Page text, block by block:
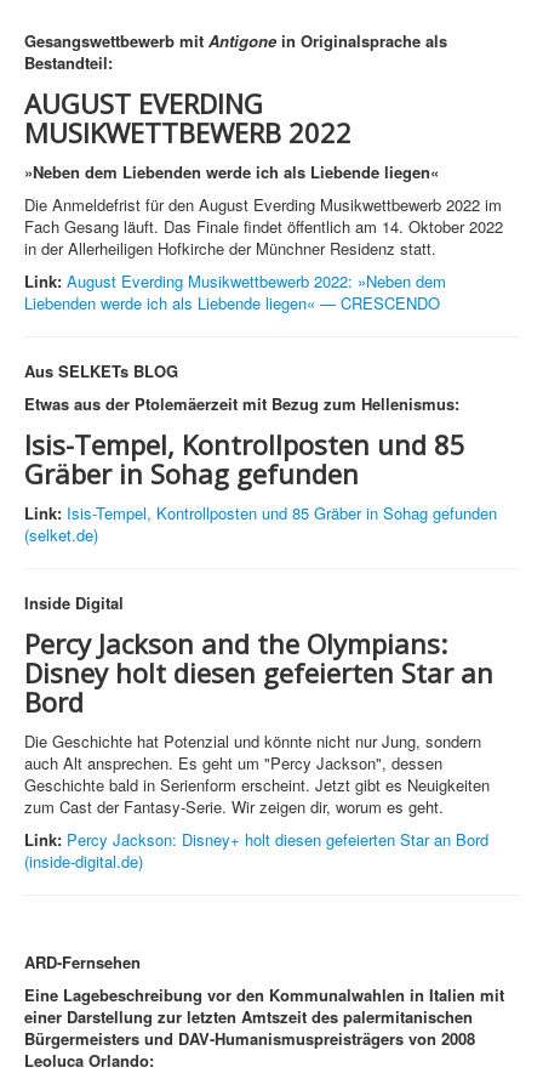
Gesangswettbewerb mit Antigone in Originalsprache als
Bestandteil:
AUGUST EVERDING
MUSIKWETTBEWERB 2022
»Neben dem Liebenden werde ich als Liebende liegen«
Die Anmeldefrist für den August Everding Musikwettbewerb 2022 im
Fach Gesang läuft. Das Finale findet öffentlich am 14. Oktober 2022
in der Allerheiligen Hofkirche der Münchner Residenz statt.
Link: August Everding Musikwettbewerb 2022: »Neben dem
Liebenden werde ich als Liebende liegen« — CRESCENDO
Aus SELKETs BLOG
Etwas aus der Ptolemäerzeit mit Bezug zum Hellenismus:
Isis-Tempel, Kontrollposten und 85
Gräber in Sohag gefunden
Link: Isis-Tempel, Kontrollposten und 85 Gräber in Sohag gefunden
(selket.de)
Inside Digital
Percy Jackson and the Olympians:
Disney holt diesen gefeierten Star an
Bord
Die Geschichte hat Potenzial und könnte nicht nur Jung, sondern
auch Alt ansprechen. Es geht um "Percy Jackson", dessen
Geschichte bald in Serienform erscheint. Jetzt gibt es Neuigkeiten
zum Cast der Fantasy-Serie. Wir zeigen dir, worum es geht.
Link: Percy Jackson: Disney+ holt diesen gefeierten Star an Bord
(inside-digital.de)
ARD-Fernsehen
Eine Lagebeschreibung vor den Kommunalwahlen in Italien mit
einer Darstellung zur letzten Amtszeit des palermitanischen
Bürgermeisters und DAV-Humanismuspreisträgers von 2008
Leoluca Orlando: